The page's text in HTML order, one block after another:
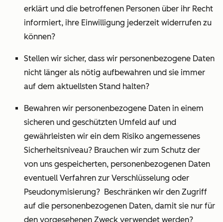
erklärt und die betroffenen Personen über ihr Recht
informiert, ihre Einwilligung jederzeit widerrufen zu
können?
Stellen wir sicher, dass wir personenbezogene Daten
nicht länger als nötig aufbewahren und sie immer
auf dem aktuellsten Stand halten?
Bewahren wir personenbezogene Daten in einem
sicheren und geschützten Umfeld auf und
gewährleisten wir ein dem Risiko angemessenes
Sicherheitsniveau? Brauchen wir zum Schutz der
von uns gespeicherten, personenbezogenen Daten
eventuell Verfahren zur Verschlüsselung oder
Pseudonymisierung? Beschränken wir den Zugriff
auf die personenbezogenen Daten, damit sie nur für
den vorgesehenen Zweck verwendet werden?